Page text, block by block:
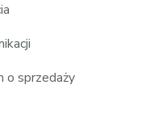
o sprzedaży